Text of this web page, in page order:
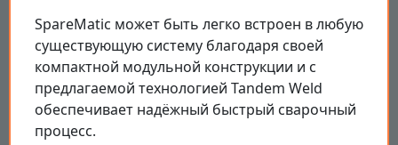
SpareMatic может быть легко встроен в любую
существующую систему благодаря своей
компактной модульной конструкции и с
предлагаемой технологией Tandem Weld
обеспечивает надёжный быстрый сварочный
процесс.